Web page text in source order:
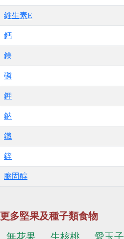
維生素E
鈣
鎂
磷
鉀
鈉
鐵
鋅
膽固醇
更多堅果及種子類食物
無花果
生核桃 愛玉子